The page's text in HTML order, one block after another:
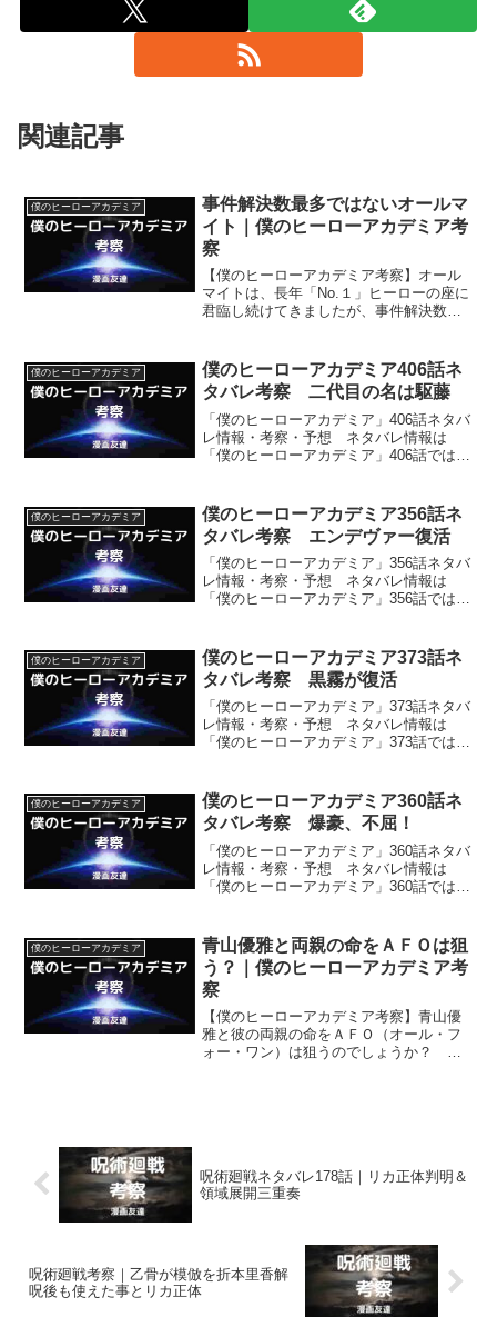
関連記事
僕のヒーローアカデミア
事件解決数最多ではないオールマ
イト｜僕のヒーローアカデミア考
察
【僕のヒーローアカデミア考察】オール
マイトは、長年「No.１」ヒーローの座に
君臨し続けてきましたが、事件解決数最
が「No.１」ヒーローの座に君臨し続けた
理由を考えます。
僕のヒーローアカデミア
僕のヒーローアカデミア406話ネ
タバレ考察 二代目の名は駆藤
「僕のヒーローアカデミア」406話ネタバ
レ情報・考察・予想 ネタバレ情報は
「僕のヒーローアカデミア」406話では、
事などです。
僕のヒーローアカデミア
僕のヒーローアカデミア356話ネ
タバレ考察 エンデヴァー復活
「僕のヒーローアカデミア」356話ネタバ
レ情報・考察・予想 ネタバレ情報は
「僕のヒーローアカデミア」356話では戦
僕のヒーローアカデミア
僕のヒーローアカデミア373話ネ
タバレ考察 黒霧が復活
「僕のヒーローアカデミア」373話ネタバ
レ情報・考察・予想 ネタバレ情報は
「僕のヒーローアカデミア」373話では、
僕のヒーローアカデミア
僕のヒーローアカデミア360話ネ
タバレ考察 爆豪、不屈！
「僕のヒーローアカデミア」360話ネタバ
レ情報・考察・予想 ネタバレ情報は
「僕のヒーローアカデミア」360話ではビ
るとわかることなどです。
僕のヒーローアカデミア
青山優雅と両親の命をＡＦＯは狙
う？｜僕のヒーローアカデミア考
察
【僕のヒーローアカデミア考察】青山優
雅と彼の両親の命をＡＦＯ（オール・フ
ォー・ワン）は狙うのでしょうか？ そ
呪術廻戦ネタバレ178話｜リカ正体判明＆
領域展開三重奏
呪術廻戦考察｜乙骨が模倣を折本里香解
呪後も使えた事とリカ正体